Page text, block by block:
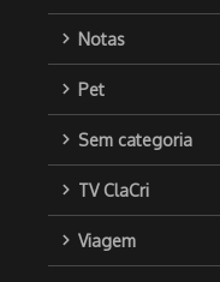
Notas
Pet
Sem categoria
TV ClaCri
Viagem